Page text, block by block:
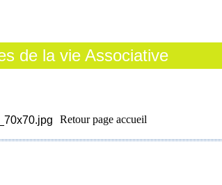
de la vie Associative
Retour page accueil